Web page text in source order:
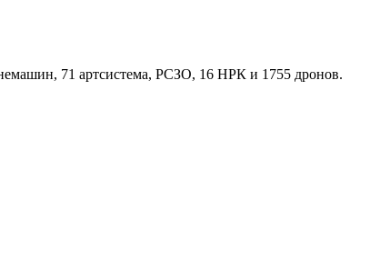
71 артсистема, РСЗО, 16 НРК и 1755 дронов.